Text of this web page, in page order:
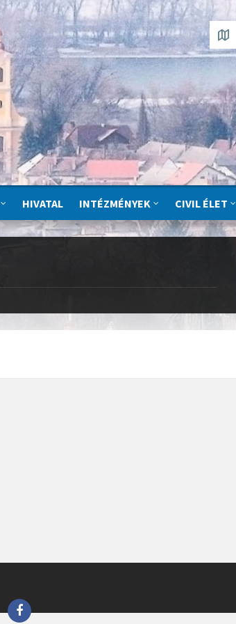
HIVATAL INTÉZMÉNYEK CIVIL ÉLET